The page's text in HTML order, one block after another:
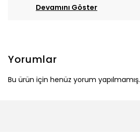
Devamını Göster
Yorumlar
Bu ürün için henüz yorum yapılmamış.